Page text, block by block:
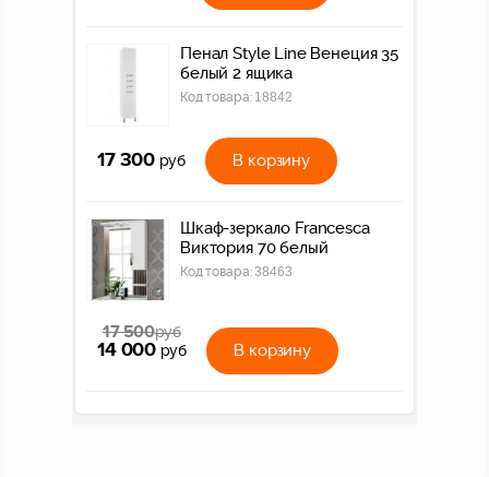
Пенал Style Line Венеция 35
белый 2 ящика
Код товара: 18842
17 300 руб В корзину
Шкаф-зеркало Francesca
Виктория 70 белый
Код товара:38463
17 500руб
14 000 руб В корзину